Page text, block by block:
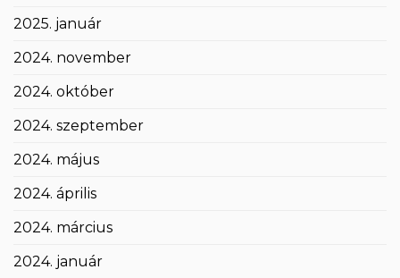
2025. január
2024. november
2024. október
2024. szeptember
2024. május
2024. április
2024. március
2024. január